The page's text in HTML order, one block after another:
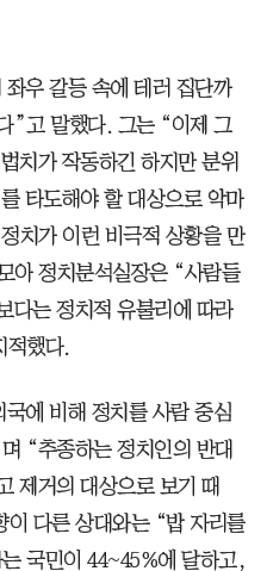
우 갈등 속에 테러 집단까
”고 말했다. 그는 “이제 그
치가 작동하긴 하지만 분위
타도해야 할 대상으로 악마
치가 이런 비극적 상황을 만
아 정치분석실장은 “사람들
다는 정치적 유불리에 따라
적했다.
에 비해 정치를 사람 중심
“추종하는 정치인의 반대
제거의 대상으로 보기 때
다른 상대와는 “밥 자리를
국민이 44~45%에 달하고,